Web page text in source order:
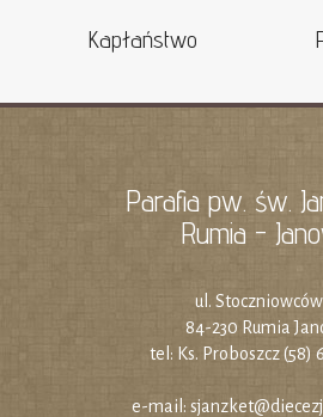
Kapłaństwo
Parafia pw. św.
Rumia -
ul. Stoczniowców
84-230 Rumia
tel: Ks. Proboszcz (58)
e-mail: